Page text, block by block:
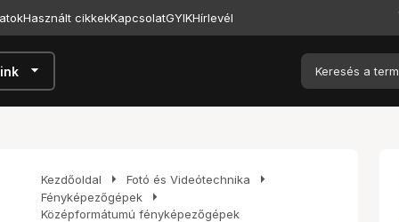
Használt cikkekKapcsolatGYIKHírlevél
arrow_drop_down
Kezdőoldal arrow_right Fotó és Videótechnika arrow_right
Fényképezőgépek arrow_right
Középformátumú fényképezőgépek